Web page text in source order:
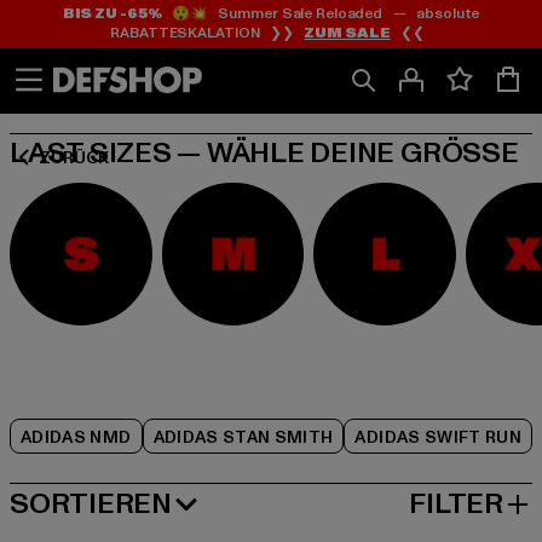
Zum
Inhalt
springen
Zum
Fußzeile
springen
BIS ZU -65%😲💥 Summer Sale Reloaded — absolute
RABATTESKALATION ❯❯ ZUM SALE ❮❮
ZURÜCK
LAST SIZES — WÄHLE DEINE GRÖSSE
ADIDAS NMD ADIDAS STAN SMITH ADIDAS SWIFT RUN
Zum
Produktraster
springen
SORTIEREN
BELIEBTESTE FILTER